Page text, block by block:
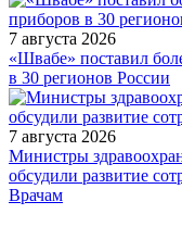
7 августа 2026
«Швабе» поставил
в 30 регионов России
7 августа 2026
Министры
обсудили развитие
/doctor/oncology/
Врачам